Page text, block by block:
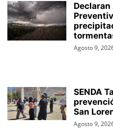
Agosto 9,
SENDA
San
Agosto 9,